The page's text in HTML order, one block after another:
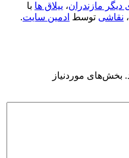
مازندران، ییلاق ها با
، نقاشی توسط ادمین سایت.
بخش‌های موردنیاز